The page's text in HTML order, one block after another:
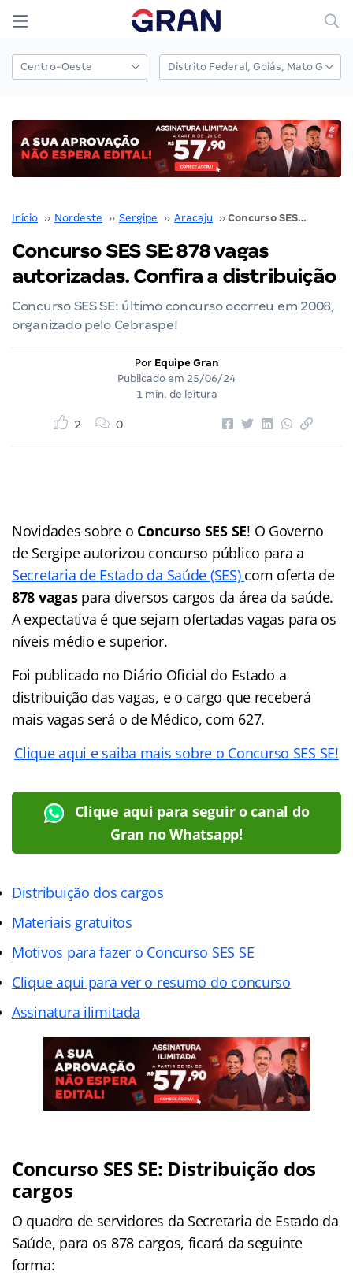
Início ›› Nordeste ›› Sergipe ›› Aracaju ›› Concurso SES SE: 878 vagas autorizadas. Confira a distribuição
Concurso SES SE: 878 vagas
autorizadas. Confira a distribuição
Concurso SES SE: último concurso ocorreu em 2008,
organizado pelo Cebraspe!
Por Equipe Gran
Publicado em 25/06/24
1 min. de leitura
2 0
Novidades sobre o Concurso SES SE! O Governo
de Sergipe autorizou concurso público para a
Secretaria de Estado da Saúde (SES) com oferta de
878 vagaspara diversos cargos da área da saúde.
A expectativa é que sejam ofertadas vagas para os
níveis médio e superior.
Foi publicado no Diário Oficial do Estado a
distribuição das vagas, e o cargo que receberá
mais vagas será o de Médico, com 627.
Clique aqui e saiba mais sobre o Concurso SES SE!
Clique aqui para seguir o canal do
Gran no Whatsapp!
Distribuição dos cargos
Materiais gratuitos
Motivos para fazer o Concurso SES SE
Clique aqui para ver o resumo do concurso
Assinatura ilimitada
Concurso SES SE: Distribuição dos
cargos
O quadro de servidores da Secretaria de Estado da
Saúde, para os 878 cargos, ficará da seguinte
forma: